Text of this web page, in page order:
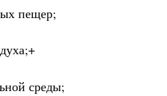
пещер;
среды;